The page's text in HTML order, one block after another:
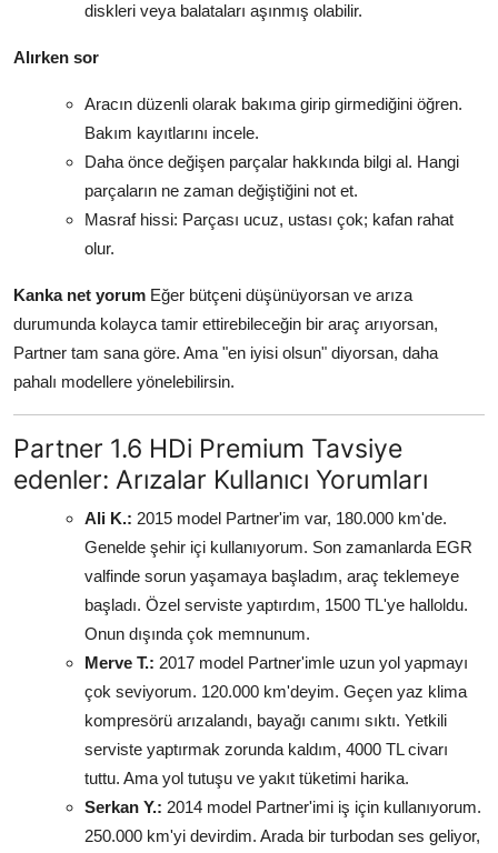
diskleri veya balataları aşınmış olabilir.
Alırken sor
Aracın düzenli olarak bakıma girip girmediğini öğren.
Bakım kayıtlarını incele.
Daha önce değişen parçalar hakkında bilgi al. Hangi
parçaların ne zaman değiştiğini not et.
Masraf hissi: Parçası ucuz, ustası çok; kafan rahat
olur.
Kanka net yorum Eğer bütçeni düşünüyorsan ve arıza
durumunda kolayca tamir ettirebileceğin bir araç arıyorsan,
Partner tam sana göre. Ama "en iyisi olsun" diyorsan, daha
pahalı modellere yönelebilirsin.
Partner 1.6 HDi Premium Tavsiye
edenler: Arızalar Kullanıcı Yorumları
Ali K.: 2015 model Partner'im var, 180.000 km'de.
Genelde şehir içi kullanıyorum. Son zamanlarda EGR
valfinde sorun yaşamaya başladım, araç teklemeye
başladı. Özel serviste yaptırdım, 1500 TL'ye halloldu.
Onun dışında çok memnunum.
Merve T.: 2017 model Partner'imle uzun yol yapmayı
çok seviyorum. 120.000 km'deyim. Geçen yaz klima
kompresörü arızalandı, bayağı canımı sıktı. Yetkili
serviste yaptırmak zorunda kaldım, 4000 TL civarı
tuttu. Ama yol tutuşu ve yakıt tüketimi harika.
Serkan Y.: 2014 model Partner'imi iş için kullanıyorum.
250.000 km'yi devirdim. Arada bir turbodan ses geliyor,